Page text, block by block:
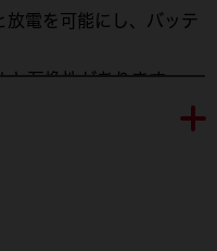
電を可能にし、バッテ
互換性があります